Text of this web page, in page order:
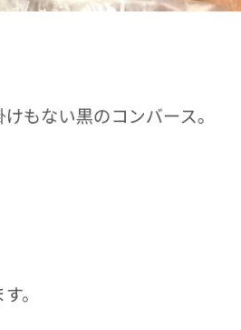
もない黒のコンバース。
。